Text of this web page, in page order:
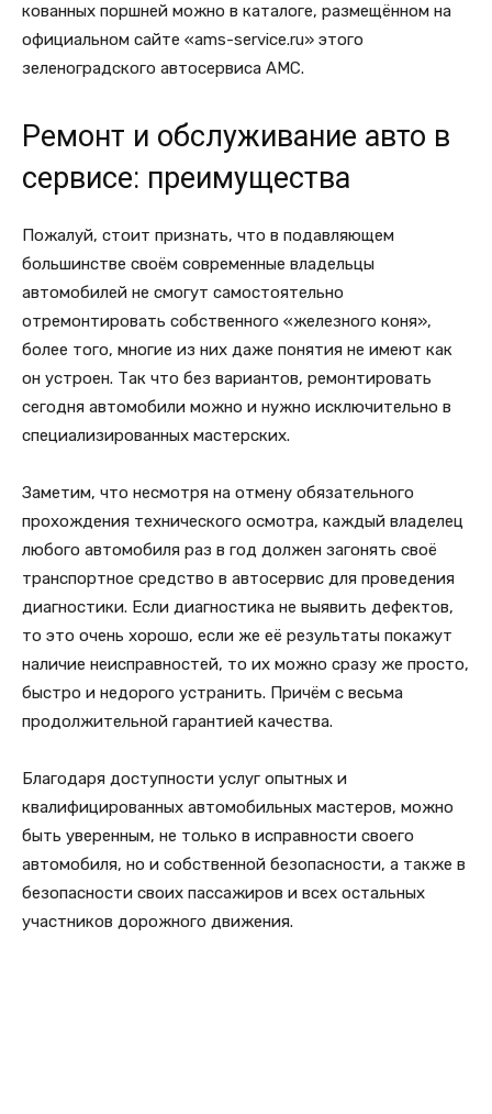
кованных поршней можно в каталоге, размещённом на
официальном сайте «ams-service.ru» этого
зеленоградского автосервиса АМС.
Ремонт и обслуживание авто в
сервисе: преимущества
Пожалуй, стоит признать, что в подавляющем
большинстве своём современные владельцы
автомобилей не смогут самостоятельно
отремонтировать собственного «железного коня»,
более того, многие из них даже понятия не имеют как
он устроен. Так что без вариантов, ремонтировать
сегодня автомобили можно и нужно исключительно в
специализированных мастерских.
Заметим, что несмотря на отмену обязательного
прохождения технического осмотра, каждый владелец
любого автомобиля раз в год должен загонять своё
транспортное средство в автосервис для проведения
диагностики. Если диагностика не выявить дефектов,
то это очень хорошо, если же её результаты покажут
наличие неисправностей, то их можно сразу же просто,
быстро и недорого устранить. Причём с весьма
продолжительной гарантией качества.
Благодаря доступности услуг опытных и
квалифицированных автомобильных мастеров, можно
быть уверенным, не только в исправности своего
автомобиля, но и собственной безопасности, а также в
безопасности своих пассажиров и всех остальных
участников дорожного движения.